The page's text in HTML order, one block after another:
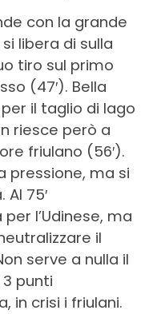
con la grande
libera di sulla
tiro sul primo
(47′). Bella
il taglio di Iago
riesce però a
friulano (56′).
pressione, ma si
75′
l’Udinese, ma
il
serve a nulla il
3 punti
in crisi i friulani.